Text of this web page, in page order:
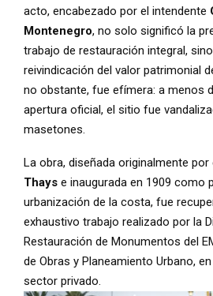
acto, encabezado por el intendente
Montenegro, no solo significó la
trabajo de restauración integral,
reivindicación del valor patrimonial
no obstante, fue efímera: a menos
apertura oficial, el sitio fue
masetones.
La obra, diseñada originalmente
Thays e inaugurada en 1909 como
urbanización de la costa, fue
exhaustivo trabajo realizado por la
Restauración de Monumentos del
de Obras y Planeamiento Urbano,
sector privado.